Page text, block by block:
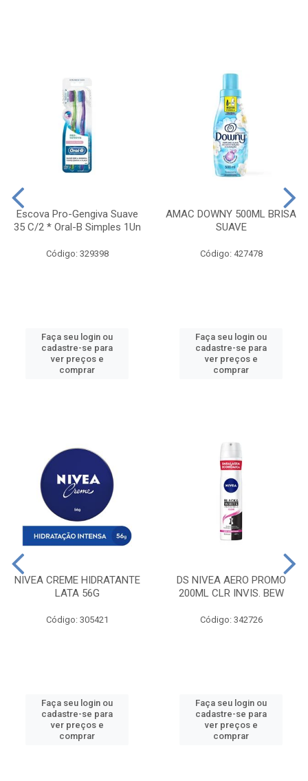
Escova Pro-Gengiva Suave
35 C/2 * Oral-B Simples 1Un
Código: 329398
Faça seu login ou
cadastre-se para
ver preços e
comprar
AMAC DOWNY 500ML BRISA
SUAVE
Código: 427478
Faça seu login ou
cadastre-se para
ver preços e
comprar
NIVEA CREME HIDRATANTE
LATA 56G
Código: 305421
Faça seu login ou
cadastre-se para
ver preços e
comprar
DS NIVEA AERO PROMO
200ML CLR INVIS. BEW
Código: 342726
Faça seu login ou
cadastre-se para
ver preços e
comprar